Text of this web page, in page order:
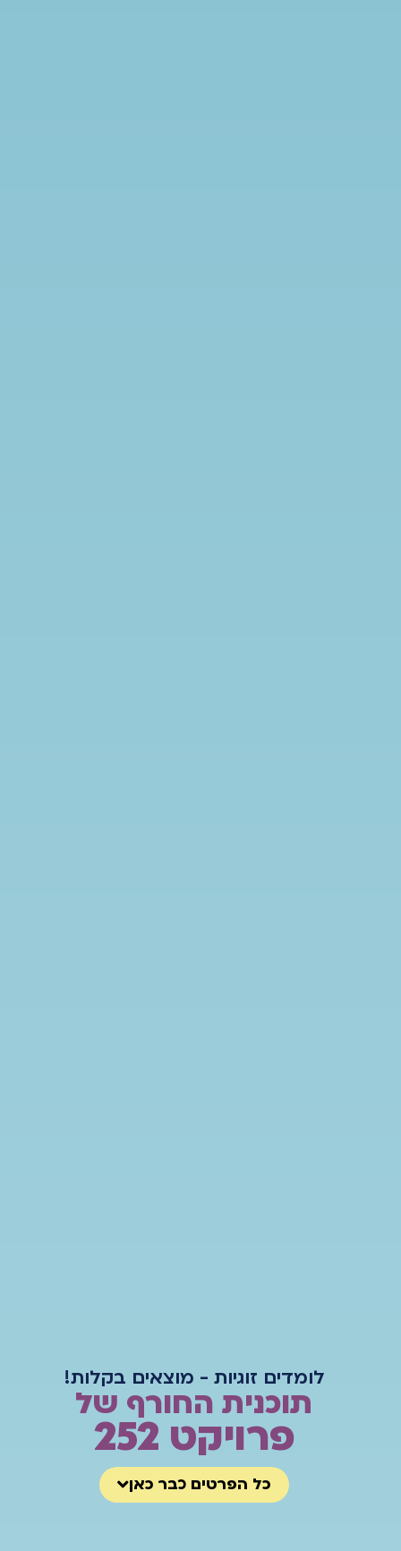
לומדים זוגיות - מוצאים בקלות!
תוכנית החורף של
פרויקט 252
כל הפרטים כבר כאן